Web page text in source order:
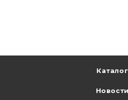
Каталог
Новости